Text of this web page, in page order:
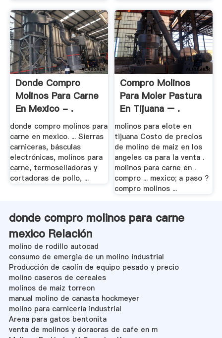
Donde Compro
Molinos Para Carne
En Mexico - .
donde compro molinos para
carne en mexico. ... Sierras
carniceras, básculas
electrónicas, molinos para
carne, termoselladoras y
cortadoras de pollo, ...
Compro Molinos
Para Moler Pastura
En Tijuana – .
molinos para elote en
tijuana Costo de precios
de molino de maiz en los
angeles ca para la venta .
molinos para carne en .
compro ... mexico; a paso ?
compro molinos ...
donde compro molinos para carne
mexico Relación
molino de rodillo autocad
consumo de emergia de un molino industrial
Producción de caolín de equipo pesado y precio
molino caseros de cereales
molinos de maiz torreon
manual molino de canasta hockmeyer
molino para carniceria industrial
Arena para gatos bentonita
venta de molinos y doraoras de cafe en m